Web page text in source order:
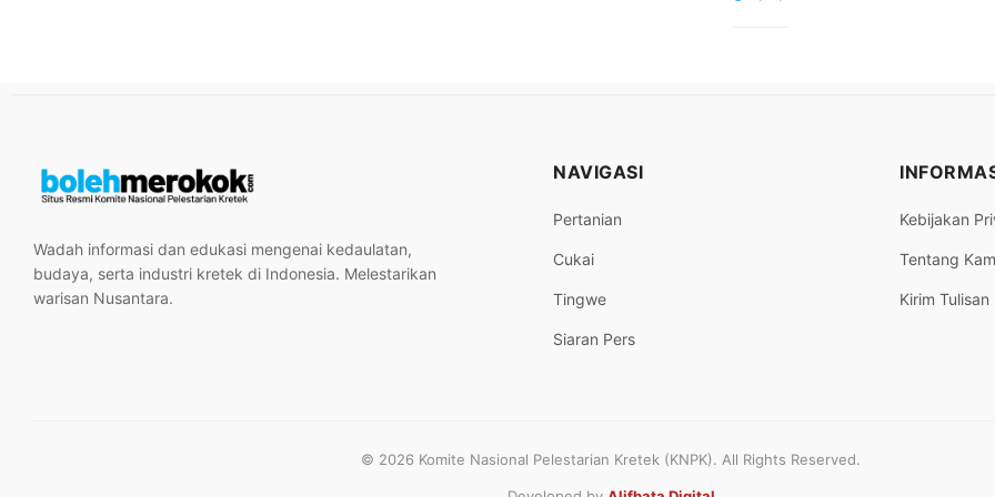
Wadah informasi dan edukasi mengenai kedaulatan,
budaya, serta industri kretek di Indonesia. Melestarikan
warisan Nusantara.
NAVIGASI
Pertanian
Cukai
Tingwe
Siaran Pers
Kebijakan
Tentang
Kirim Tulisan
© 2026 Komite Nasional Pelestarian Kretek (KNPK). All Rights Reserved.